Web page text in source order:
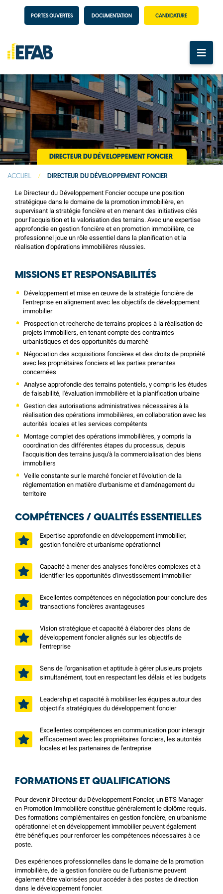
PORTES OUVERTES DOCUMENTATION CANDIDATURE
DIRECTEUR DU DÉVELOPPEMENT FONCIER
ACCUEIL / DIRECTEUR DU DÉVELOPPEMENT FONCIER
Le Directeur du Développement Foncier occupe une position
stratégique dans le domaine de la promotion immobilière, en
supervisant la stratégie foncière et en menant des initiatives clés
pour l'acquisition et la valorisation des terrains. Avec une expertise
approfondie en gestion foncière et en promotion immobilière, ce
professionnel joue un rôle essentiel dans la planification et la
réalisation d'opérations immobilières réussies.
MISSIONS ET RESPONSABILITÉS
Développement et mise en œuvre de la stratégie foncière de
l'entreprise en alignement avec les objectifs de développement
immobilier
Prospection et recherche de terrains propices à la réalisation de
projets immobiliers, en tenant compte des contraintes
urbanistiques et des opportunités du marché
Négociation des acquisitions foncières et des droits de propriété
avec les propriétaires fonciers et les parties prenantes
concernées
Analyse approfondie des terrains potentiels, y compris les études
de faisabilité, l'évaluation immobilière et la planification urbaine
Gestion des autorisations administratives nécessaires à la
réalisation des opérations immobilières, en collaboration avec les
autorités locales et les services compétents
Montage complet des opérations immobilières, y compris la
coordination des différentes étapes du processus, depuis
l'acquisition des terrains jusqu'à la commercialisation des biens
immobiliers
Veille constante sur le marché foncier et l'évolution de la
réglementation en matière d'urbanisme et d'aménagement du
territoire
COMPÉTENCES / QUALITÉS ESSENTIELLES
Expertise approfondie en développement immobilier,
gestion foncière et urbanisme opérationnel
Capacité à mener des analyses foncières complexes et à
identifier les opportunités d'investissement immobilier
Excellentes compétences en négociation pour conclure des
transactions foncières avantageuses
Vision stratégique et capacité à élaborer des plans de
développement foncier alignés sur les objectifs de
l'entreprise
Sens de l'organisation et aptitude à gérer plusieurs projets
simultanément, tout en respectant les délais et les budgets
Leadership et capacité à mobiliser les équipes autour des
objectifs stratégiques du développement foncier
Excellentes compétences en communication pour interagir
efficacement avec les propriétaires fonciers, les autorités
locales et les partenaires de l'entreprise
FORMATIONS ET QUALIFICATIONS
Pour devenir Directeur du Développement Foncier, un BTS Manager
en Promotion Immobilière constitue généralement le diplôme requis.
Des formations complémentaires en gestion foncière, en urbanisme
opérationnel et en développement immobilier peuvent également
être bénéfiques pour renforcer les compétences nécessaires à ce
poste.
Des expériences professionnelles dans le domaine de la promotion
immobilière, de la gestion foncière ou de l'urbanisme peuvent
également être valorisées pour accéder à des postes de direction
dans le développement foncier.